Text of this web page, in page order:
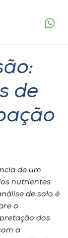
de
de um
nutrientes
de solo é
o
dos
a